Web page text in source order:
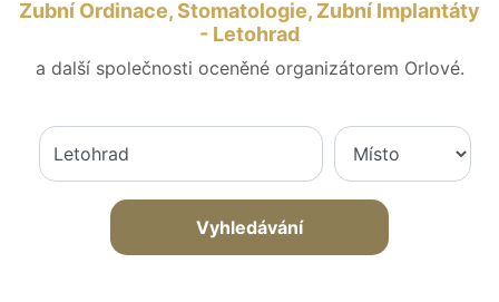
Zubní Ordinace, Stomatologie, Zubní Implantáty
- Letohrad
a další společnosti oceněné organizátorem Orlové.
Vyhledávání